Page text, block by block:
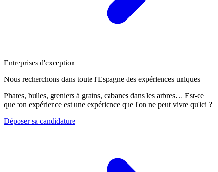
Entreprises d'exception
Nous recherchons dans toute l'Espagne des expériences uniques
Phares, bulles, greniers à grains, cabanes dans les arbres… Est-ce
que ton expérience est une expérience que l'on ne peut vivre qu'ici ?
Déposer sa candidature